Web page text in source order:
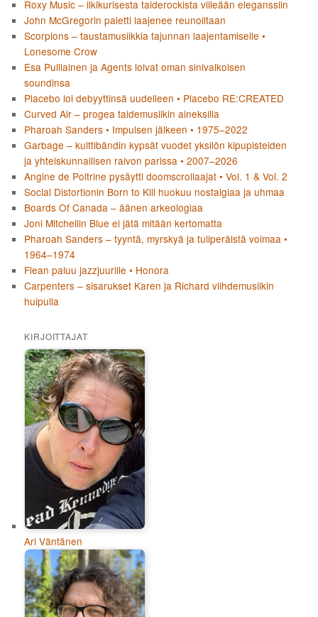
Roxy Music – ilkikurisesta taiderockista viileään eleganssiin
John McGregorin paletti laajenee reunoiltaan
Scorpions – taustamusiikkia tajunnan laajentamiselle •
Lonesome Crow
Esa Pulliainen ja Agents loivat oman sinivalkoisen
soundinsa
Placebo loi debyyttinsä uudelleen • Placebo RE:CREATED
Curved Air – progea taidemusiikin aineksilla
Pharoah Sanders • Impulsen jälkeen • 1975–2022
Garbage – kulttibändin kypsät vuodet yksilön kipupisteiden
ja yhteiskunnallisen raivon parissa • 2007–2026
Angine de Poitrine pysäytti doomscrollaajat • Vol. 1 & Vol. 2
Social Distortionin Born to Kill huokuu nostalgiaa ja uhmaa
Boards Of Canada – äänen arkeologiaa
Joni Mitchellin Blue ei jätä mitään kertomatta
Pharoah Sanders – tyyntä, myrskyä ja tuliperäistä voimaa •
1964–1974
Flean paluu jazzjuurille • Honora
Carpenters – sisarukset Karen ja Richard viihdemusiikin
huipulla
KIRJOITTAJAT
Ari Väntänen